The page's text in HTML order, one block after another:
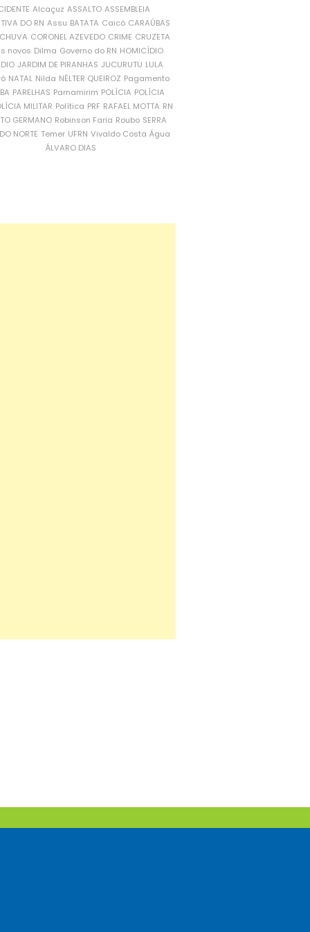
Alcaçuz ASSALTO ASSEMBLEIA
DO RN Assu BATATA Caicó CARAÚBAS
CORONEL AZEVEDO CRIME CRUZETA
novos Dilma Governo do RN HOMICÍDIO
JARDIM DE PIRANHAS JUCURUTU LULA
NATAL Nilda NÉLTER QUEIROZ Pagamento
PARELHAS Parnamirim POLÍCIA POLÍCIA
MILITAR Política PRF RAFAEL MOTTA RN
GERMANO Robinson Faria Roubo SERRA
NORTE Temer UFRN Vivaldo Costa Água
ÁLVARO DIAS